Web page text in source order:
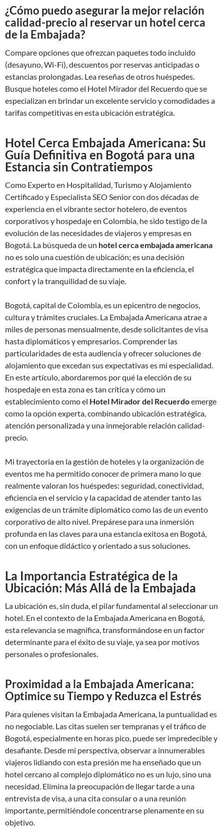
¿Cómo puedo asegurar la mejor relación
calidad-precio al reservar un hotel cerca
de la Embajada?
Compare opciones que ofrezcan paquetes todo incluido
(desayuno, Wi-Fi), descuentos por reservas anticipadas o
estancias prolongadas. Lea reseñas de otros huéspedes.
Busque hoteles como el Hotel Mirador del Recuerdo que se
especializan en brindar un excelente servicio y comodidades a
tarifas competitivas en esta ubicación estratégica.
Hotel Cerca Embajada Americana: Su
Guía Definitiva en Bogotá para una
Estancia sin Contratiempos
Como Experto en Hospitalidad, Turismo y Alojamiento
Certificado y Especialista SEO Senior con dos décadas de
experiencia en el vibrante sector hotelero, de eventos
corporativos y hospedaje en Colombia, he sido testigo de la
evolución de las necesidades de viajeros y empresas en
Bogotá. La búsqueda de un hotel cerca embajada americana
no es solo una cuestión de ubicación; es una decisión
estratégica que impacta directamente en la eficiencia, el
confort y la tranquilidad de su viaje.
Bogotá, capital de Colombia, es un epicentro de negocios,
cultura y trámites cruciales. La Embajada Americana atrae a
miles de personas mensualmente, desde solicitantes de visa
hasta diplomáticos y empresarios. Comprender las
particularidades de esta audiencia y ofrecer soluciones de
alojamiento que excedan sus expectativas es mi especialidad.
En este artículo, abordaremos por qué la elección de su
hospedaje en esta zona es tan crítica y cómo un
establecimiento como el Hotel Mirador del Recuerdoemerge
como la opción experta, combinando ubicación estratégica,
atención personalizada y una inmejorable relación calidad-
precio.
Mi trayectoria en la gestión de hoteles y la organización de
eventos me ha permitido conocer de primera mano lo que
realmente valoran los huéspedes: seguridad, conectividad,
eficiencia en el servicio y la capacidad de atender tanto las
exigencias de un trámite diplomático como las de un evento
corporativo de alto nivel. Prepárese para una inmersión
profunda en las claves para una estancia exitosa en Bogotá,
con un enfoque didáctico y orientado a sus soluciones.
La Importancia Estratégica de la
Ubicación: Más Allá de la Embajada
La ubicación es, sin duda, el pilar fundamental al seleccionar un
hotel. En el contexto de la Embajada Americana en Bogotá,
esta relevancia se magnifica, transformándose en un factor
determinante para el éxito de su viaje, ya sea por motivos
personales o profesionales.
Proximidad a la Embajada Americana:
Optimice su Tiempo y Reduzca el Estrés
Para quienes visitan la Embajada Americana, la puntualidad es
no negociable. Las citas suelen ser tempranas y el tráfico de
Bogotá, especialmente en horas pico, puede ser impredecible y
desafiante. Desde mi perspectiva, observar a innumerables
viajeros lidiando con esta presión me ha enseñado que un
hotel cercano al complejo diplomático no es un lujo, sino una
necesidad. Elimina la preocupación de llegar tarde a una
entrevista de visa, a una cita consular o a una reunión
importante, permitiéndole concentrarse plenamente en su
objetivo.